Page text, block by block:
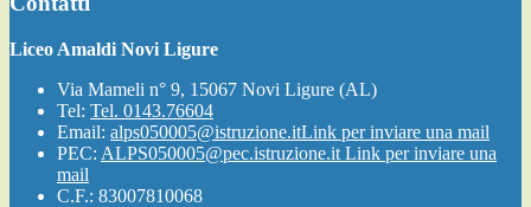
Liceo Amaldi Novi Ligure
Via Mameli n° 9, 15067 Novi Ligure (AL)
Tel: Tel. 0143.76604
Email: alps050005@istruzione.itLink per inviare una mail
PEC: ALPS050005@pec.istruzione.it Link per inviare una
mail
C.F.: 83007810068